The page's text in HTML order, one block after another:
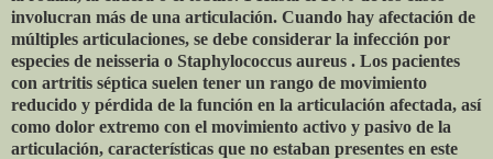
involucran más de una articulación. Cuando hay afectación de
múltiples articulaciones, se debe considerar la infección por
especies de neisseria o Staphylococcus aureus . Los pacientes
con artritis séptica suelen tener un rango de movimiento
reducido y pérdida de la función en la articulación afectada, así
como dolor extremo con el movimiento activo y pasivo de la
articulación, características que no estaban presentes en este